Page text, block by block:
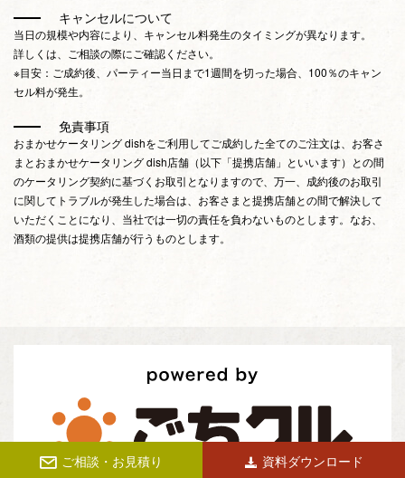
ご相談・お見積り 資料ダウンロード
キャンセルについて
当日の規模や内容により、キャンセル料発生のタイミングが異なります。
詳しくは、ご相談の際にご確認ください。
※目安：ご成約後、パーティー当日まで1週間を切った場合、100％のキャン
セル料が発生。
免責事項
おまかせケータリング dishをご利用してご成約した全てのご注文は、お客さ
まとおまかせケータリング dish店舗（以下「提携店舗」といいます）との間
のケータリング契約に基づくお取引となりますので、万一、成約後のお取引
に関してトラブルが発生した場合は、お客さまと提携店舗との間で解決して
いただくことになり、当社では一切の責任を負わないものとします。なお、
酒類の提供は提携店舗が行うものとします。